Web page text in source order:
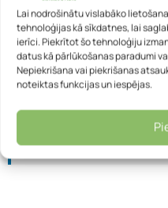
Lai nodrošinātu vislabāko
tehnoloģijas kā sīkdatnes, lai
ierīci. Piekrītot šo tehnoloģiju
datus kā pārlūkošanas paradumi
Nepiekrišana vai piekrišanas
noteiktas funkcijas un iespējas.
For height: 115-135 cm
Informācija:Visi
samontēti.
Pirms lietošanas būs
montāža (piemēram,
Ieteicams vērsties
un drošu salikšanu.